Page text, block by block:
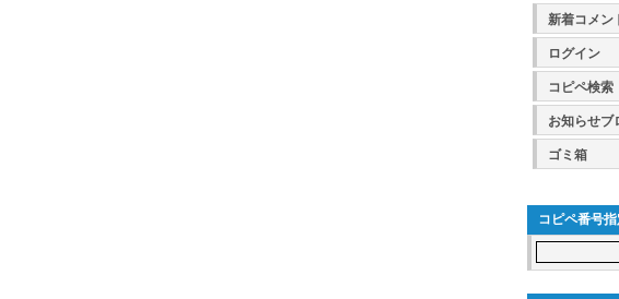
新着コメン
ログイン
コピペ検索
お知らせブ
ゴミ箱
コピペ番号